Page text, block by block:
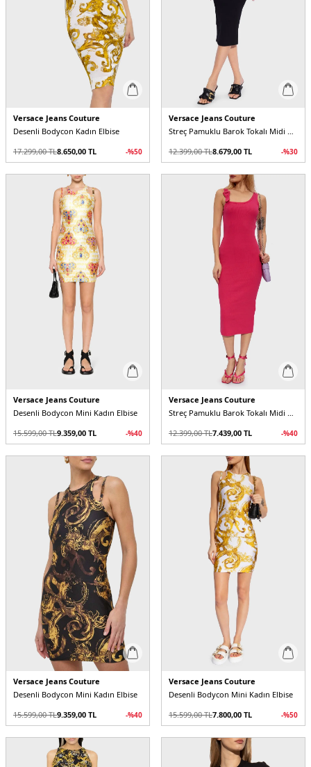
Versace Jeans Couture
Desenli Bodycon Kadın Elbise
17.299,00TL8.650,00 TL -%50
Versace Jeans Couture
Streç Pamuklu Barok Tokalı Midi Kadın Elbise
12.399,00TL8.679,00 TL -%30
Versace Jeans Couture
Desenli Bodycon Mini Kadın Elbise
15.599,00TL9.359,00 TL -%40
Versace Jeans Couture
Streç Pamuklu Barok Tokalı Midi Kadın Elbise
12.399,00TL7.439,00 TL -%40
Versace Jeans Couture
Desenli Bodycon Mini Kadın Elbise
15.599,00TL9.359,00 TL -%40
Versace Jeans Couture
Desenli Bodycon Mini Kadın Elbise
15.599,00TL7.800,00 TL -%50